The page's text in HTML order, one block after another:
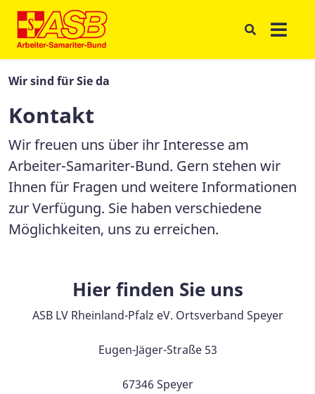
Wir sind für Sie da
Kontakt
Wir freuen uns über ihr Interesse am
Arbeiter-Samariter-Bund. Gern stehen wir
Ihnen für Fragen und weitere Informationen
zur Verfügung. Sie haben verschiedene
Möglichkeiten, uns zu erreichen.
Hier finden Sie uns
ASB LV Rheinland-Pfalz eV. Ortsverband Speyer
Eugen-Jäger-Straße 53
67346 Speyer